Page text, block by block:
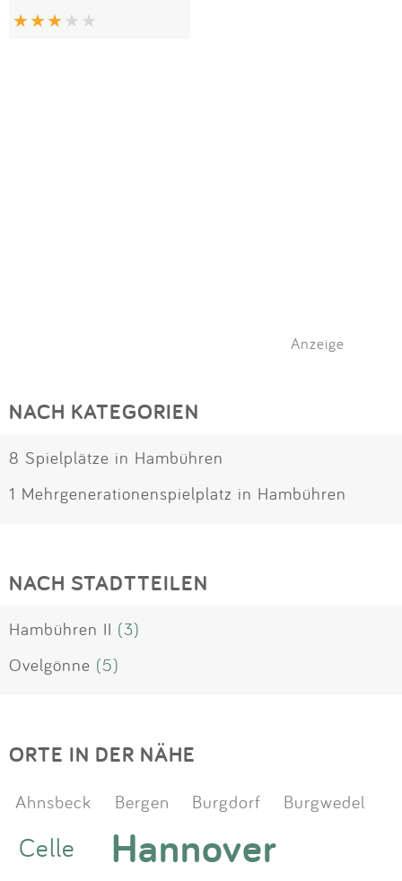
Anzeige
NACH KATEGORIEN
8 Spielplätze in Hambühren
1 Mehrgenerationenspielplatz in Hambühren
NACH STADTTEILEN
Hambühren II (3)
Ovelgönne (5)
ORTE IN DER NÄHE
Ahnsbeck Bergen Burgdorf Burgwedel
Celle Hannover